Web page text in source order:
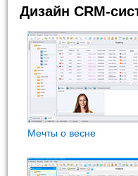
Дизайн CRM-
Мечты о весне